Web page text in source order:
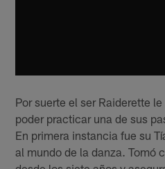
Por suerte el ser Raiderette
poder practicar una de sus
En primera instancia fue su
al mundo de la danza. Tomó